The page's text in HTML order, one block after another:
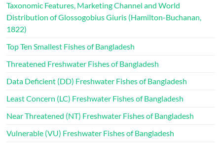
Taxonomic Features, Marketing Channel and World
Distribution of Glossogobius Giuris (Hamilton-Buchanan,
1822)
Top Ten Smallest Fishes of Bangladesh
Threatened Freshwater Fishes of Bangladesh
Data Deficient (DD) Freshwater Fishes of Bangladesh
Least Concern (LC) Freshwater Fishes of Bangladesh
Near Threatened (NT) Freshwater Fishes of Bangladesh
Vulnerable (VU) Freshwater Fishes of Bangladesh